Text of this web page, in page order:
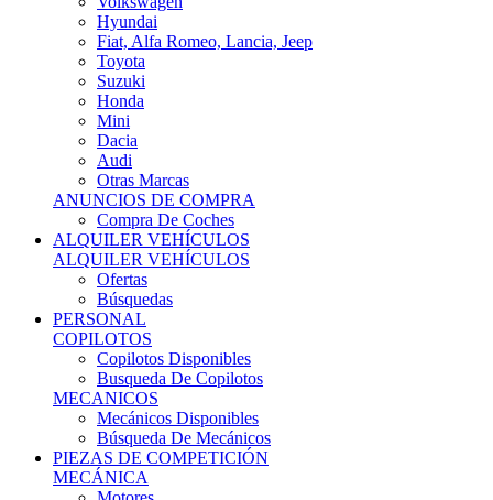
Hyundai
Fiat, Alfa Romeo, Lancia, Jeep
Toyota
Suzuki
Honda
Mini
Dacia
Audi
Otras Marcas
ANUNCIOS DE COMPRA
Compra De Coches
ALQUILER VEHÍCULOS
ALQUILER VEHÍCULOS
Ofertas
Búsquedas
PERSONAL
COPILOTOS
Copilotos Disponibles
Busqueda De Copilotos
MECANICOS
Mecánicos Disponibles
Búsqueda De Mecánicos
PIEZAS DE COMPETICIÓN
MECÁNICA